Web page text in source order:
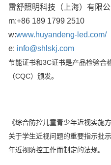
雷舒照明科技（上海）有限公
m:+86 189 1799 2510
w:www.huyandeng-led.com/
e: info@shlskj.com
节能证书和3C证书是产品检验合
（CQC）颁发。
《综合防控儿童青少年近视实施
关于学生近视问题的重要指示批
年近视防控工作而制定的法规。